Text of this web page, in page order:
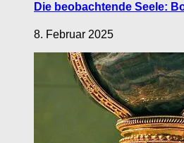
Die beobachtende Seele:
8. Februar 2025